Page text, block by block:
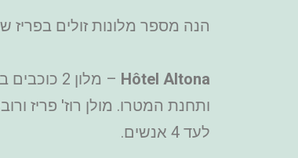
הנה מספר מלונות זולים
Hôtel Altona
לעד 4 אנשים.